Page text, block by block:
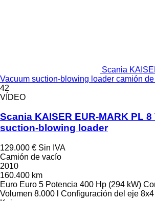
Scania
Vacuum suction-blowing loader camión
42
VÍDEO
Scania KAISER EUR-MARK PL 8
suction-blowing loader
129.000 € Sin IVA
Camión de vacío
2010
160.400 km
Euro Euro 5 Potencia 400 Hp (294 kW)
Volumen 8.000 l Configuración del eje 8x4